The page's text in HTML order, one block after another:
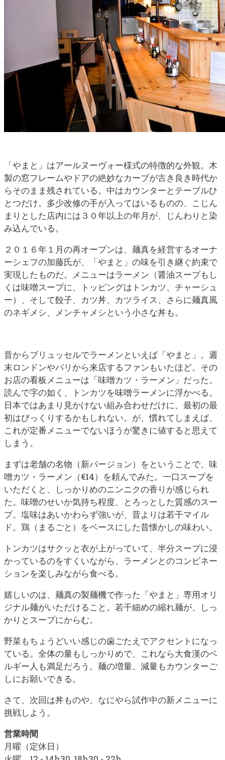
「やまと」はアールヌーヴォー様式の特徴的な外観。木
製の窓フレームやドアの絶妙なカーブが古き良き時代か
らそのまま残されている。中はカウンターとテーブルひ
とつだけ。多少改修の手が入ってはいるものの、こじん
まりとした店内には３０年以上の年月が、じんわりと染
み込んでいる。
２０１６年１月の再オープンは、麺真を経営するオーナ
ーシェフの加藤氏が、「やまと」の味を引き継ぐ約束で
実現したものだ。メニューはラーメン（醤油スープもし
くは味噌スープに、トッピングはトンカツ、チャーシュ
ー）、そして餃子、カツ丼、カツライス、さらに麺真風
のネギメシ、メンチャメシという小さな丼も。
昔からブリュッセルでラーメンといえば「やまと」。週
末ロンドンやパリから来店するファンもいたほど。その
お店の看板メニューは「味噌カツ・ラーメン」だった。
読んで字の如く、トンカツを味噌ラーメンに浮かべる。
日本ではあまり見かけない組み合わせだけに、最初の最
初はびっくりするかもしれない。が、慣れてしまえば、
これが定番メニューでないほうが驚きに値すると思えて
しまう。
まずは老舗の名物（新バージョン）をということで、味
噌カツ・ラーメン（€14）を頼んでみた。一口スープを
いただくと、しっかりめのニンニクの香りが感じられ
た。味噌のせいか気持ち程度、とろっとした質感のスー
プ。塩味はあいかわらず強いが、昔よりは若干マイル
ド。鶏（まるごと）をベースにした昔懐かしの味わい。
トンカツはサクッと衣が上がっていて、半分スープに浸
かっているのをすくいながら、ラーメンとのコンビネー
ションを楽しみながら食べる。
嬉しいのは、麺真の製麺機で作った「やまと」専用オリ
ジナル麺がいただけること。若干細めの縮れ麺が、しっ
かりとスープにからむ。
野菜もちょうどいい感じの歯ごたえでアクセントになっ
ている。全体の量もしっかりめで、これなら大食漢のベ
ルギー人も満足だろう。麺の増量、減量もカウンターご
しにお願いできる。
さて、次回は丼ものや、なにやら試作中の新メニューに
挑戦しよう。
営業時間
月曜（定休日）